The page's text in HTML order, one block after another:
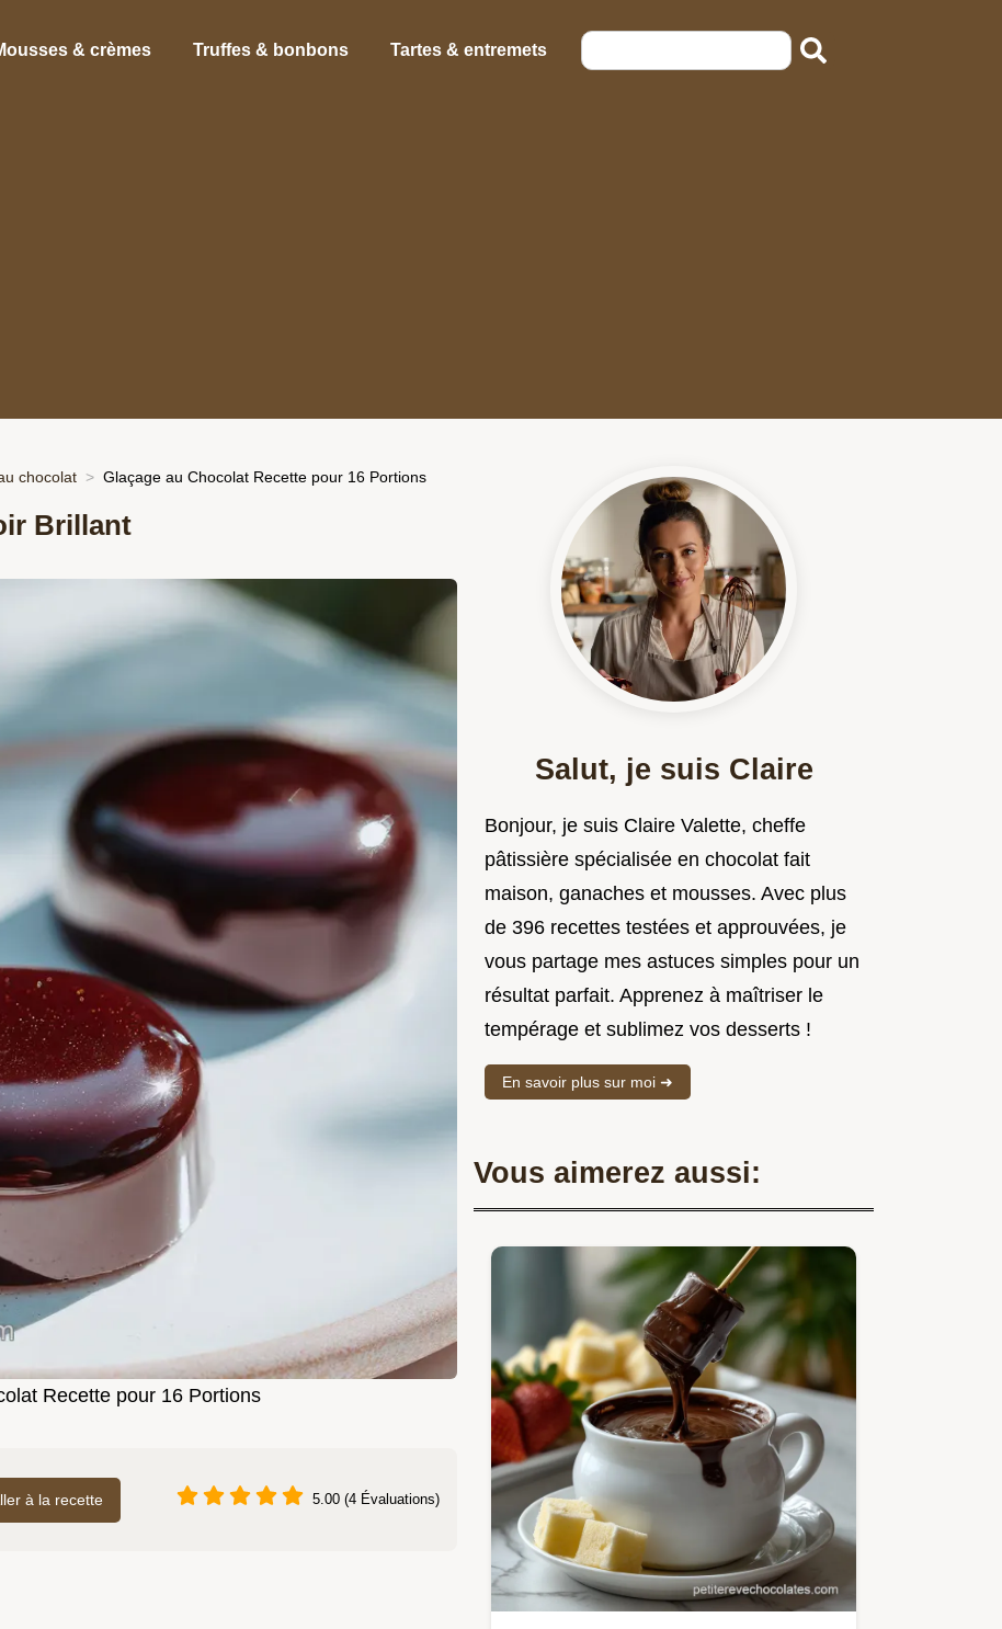
& crèmes Truffes & bonbons Tartes & entremets
chocolat Glaçage au Chocolat Recette pour 16 Portions
Brillant
Recette pour 16 Portions
à la recette 5.00 (4 Évaluations)
Salut, je suis Claire
Bonjour, je suis Claire Valette, cheffe
pâtissière spécialisée en chocolat fait
maison, ganaches et mousses. Avec plus
de 396 recettes testées et approuvées, je
vous partage mes astuces simples pour un
résultat parfait. Apprenez à maîtriser le
tempérage et sublimez vos desserts !
En savoir plus sur moi ➜
Vous aimerez aussi: